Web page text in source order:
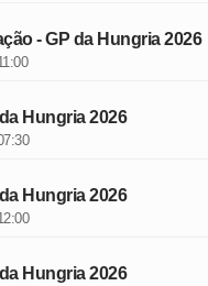
- GP da Hungria 2026
Hungria 2026
Hungria 2026
Hungria 2026